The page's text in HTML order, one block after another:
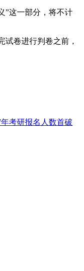
”这一部分，将不计
卷进行判卷之前，
年考研报名人数首破